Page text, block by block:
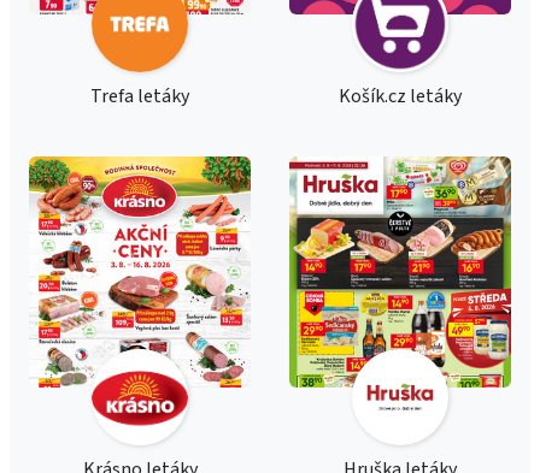
Trefa letáky Košík.cz letáky